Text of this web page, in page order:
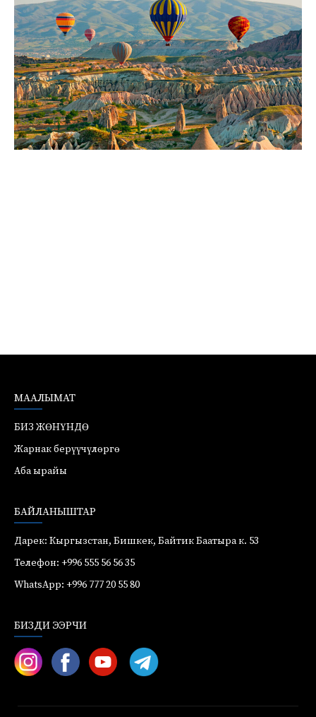
МААЛЫМАТ
БИЗ ЖӨНҮНДӨ
Жарнак берүүчүлөргө
Аба ырайы
БАЙЛАНЫШТАР
Дарек: Кыргызстан, Бишкек, Байтик Баатыра к. 53
Телефон: +996 555 56 56 35
WhatsApp: +996 777 20 55 80
БИЗДИ ЭЭРЧИ